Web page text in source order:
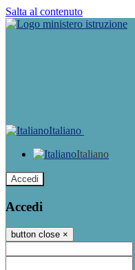
Salta al contenuto
Italiano
Italiano
Accedi
Accedi
button close ×